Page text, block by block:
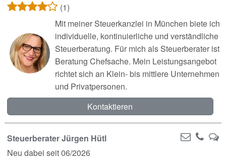
(1)
Mit meiner Steuerkanzlei in München biete ich
individuelle, kontinuierliche und verständliche
Steuerberatung. Für mich als Steuerberater ist
Beratung Chefsache. Mein Leistungsangebot
richtet sich an Klein- bis mittlere Unternehmen
und Privatpersonen.
Kontaktieren
Steuerberater Jürgen Hütl
Neu dabei seit 06/2026